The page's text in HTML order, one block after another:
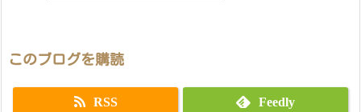
このブログを購読
RSS Feedly